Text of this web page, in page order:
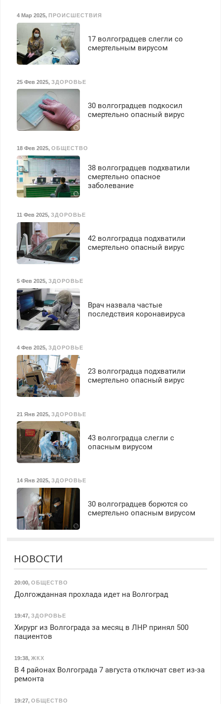
4 Мар 2025, ПРОИСШЕСТВИЯ
17 волгоградцев слегли со
смертельным вирусом
25 Фев 2025, ЗДОРОВЬЕ
30 волгоградцев подкосил
смертельно опасный вирус
18 Фев 2025, ОБЩЕСТВО
38 волгоградцев подхватили
смертельно опасное
заболевание
11 Фев 2025, ЗДОРОВЬЕ
42 волгоградца подхватили
смертельно опасный вирус
5 Фев 2025, ЗДОРОВЬЕ
Врач назвала частые
последствия коронавируса
4 Фев 2025, ЗДОРОВЬЕ
23 волгоградца подхватили
смертельно опасный вирус
21 Янв 2025, ЗДОРОВЬЕ
43 волгоградца слегли с
опасным вирусом
14 Янв 2025, ЗДОРОВЬЕ
30 волгоградцев борются со
смертельно опасным вирусом
НОВОСТИ
20:00, ОБЩЕСТВО
Долгожданная прохлада идет на Волгоград
19:47, ЗДОРОВЬЕ
Хирург из Волгограда за месяц в ЛНР принял 500
пациентов
19:38, ЖКХ
В 4 районах Волгограда 7 августа отключат свет из-за
ремонта
19:27, ОБЩЕСТВО